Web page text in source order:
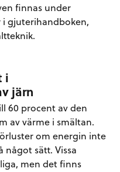
finnas under
gjuterihandboken,
i
järn
60 procent av den
av värme i smältan.
om energin inte
något sätt. Vissa
men det finns